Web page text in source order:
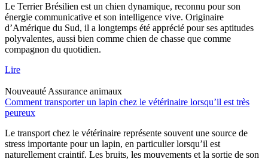
Le Terrier Brésilien est un chien dynamique, reconnu pour son
énergie communicative et son intelligence vive. Originaire
d’Amérique du Sud, il a longtemps été apprécié pour ses aptitudes
polyvalentes, aussi bien comme chien de chasse que comme
compagnon du quotidien.
Lire
Nouveauté Assurance animaux
Comment transporter un lapin chez le vétérinaire lorsqu’il est très
peureux
Le transport chez le vétérinaire représente souvent une source de
stress importante pour un lapin, en particulier lorsqu’il est
naturellement craintif. Les bruits, les mouvements et la sortie de son